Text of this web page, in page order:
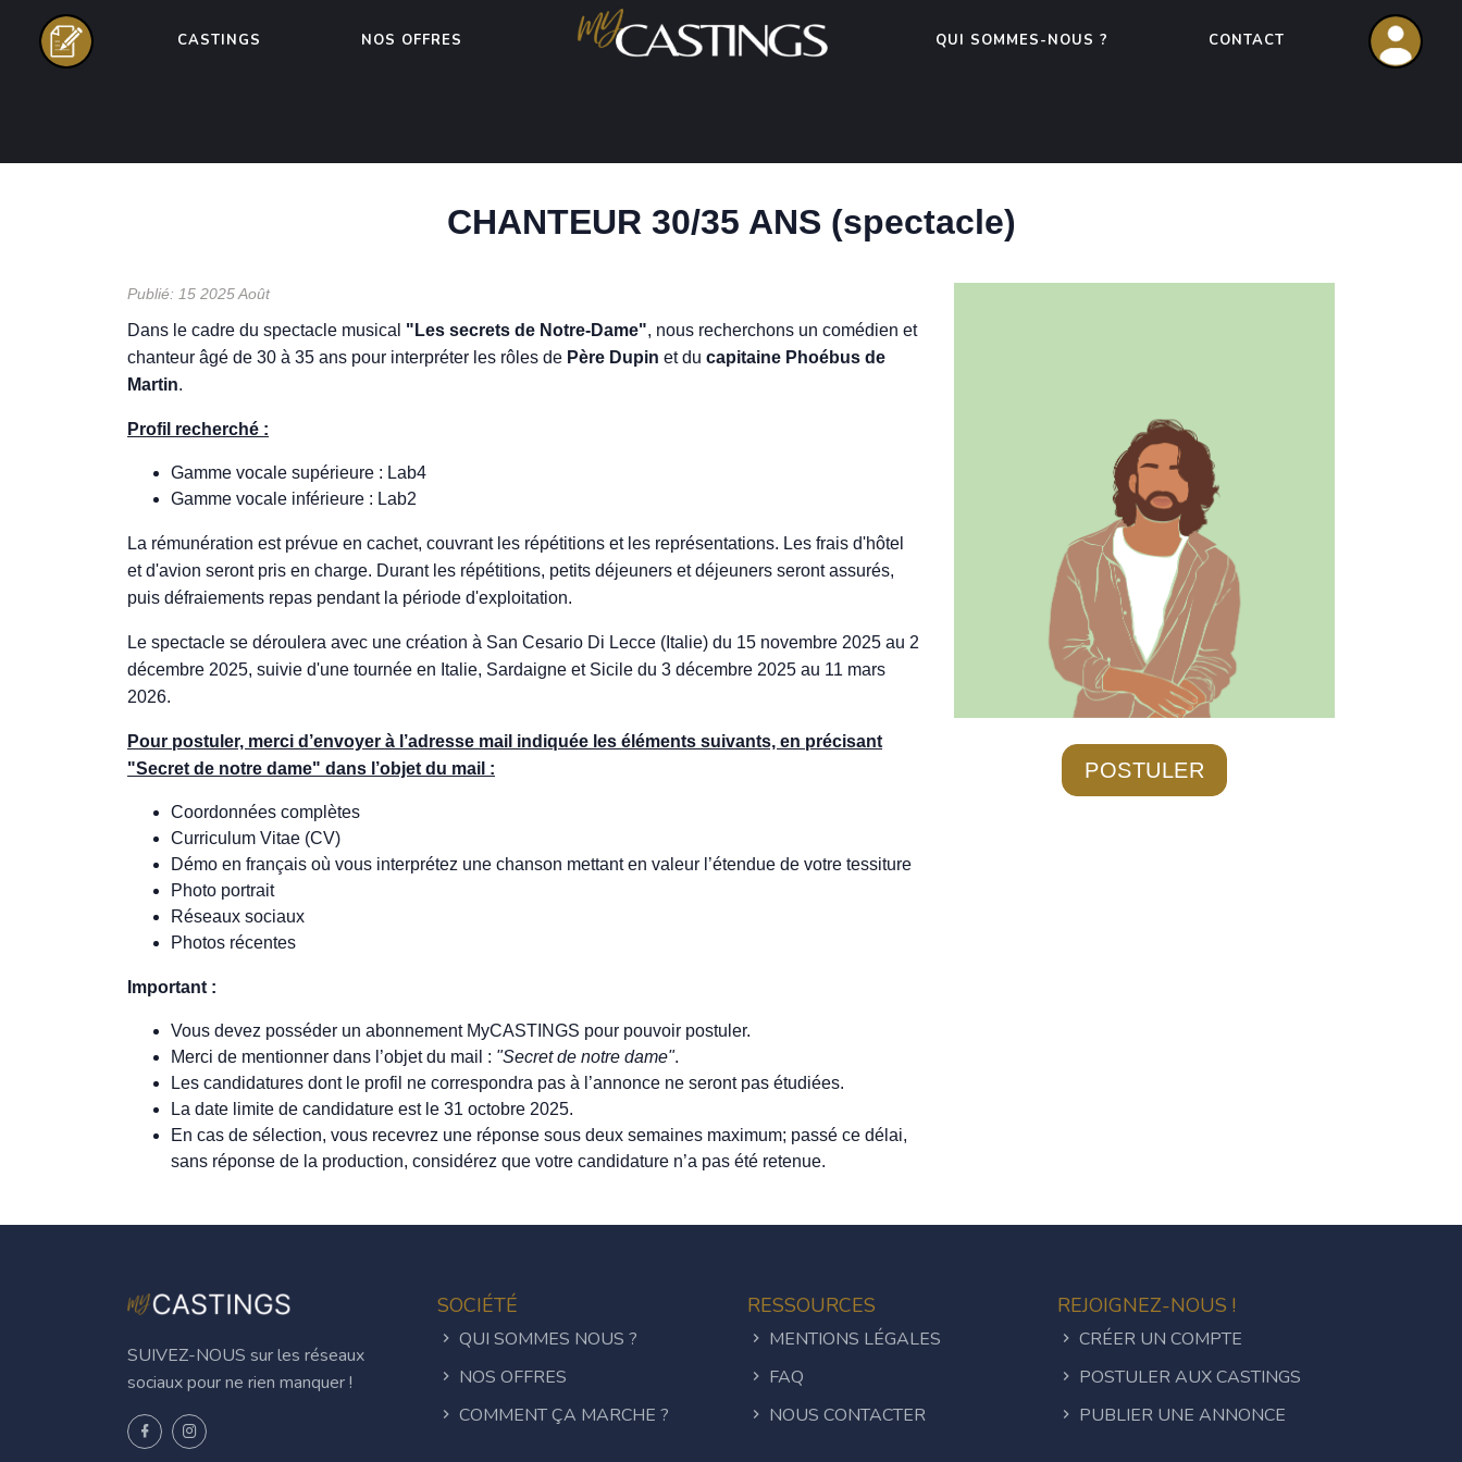
CASTINGS NOS OFFRES QUI SOMMES-NOUS ? CONTACT
CHANTEUR 30/35 ANS (spectacle)
Publié: 15 2025 Août
Dans le cadre du spectacle musical "Les secrets de Notre-Dame", nous recherchons un comédien et
chanteur âgé de 30 à 35 ans pour interpréter les rôles de Père Dupin et du capitaine Phoébus de
Martin.
Profil recherché :
Gamme vocale supérieure : Lab4
Gamme vocale inférieure : Lab2
La rémunération est prévue en cachet, couvrant les répétitions et les représentations. Les frais d'hôtel
et d'avion seront pris en charge. Durant les répétitions, petits déjeuners et déjeuners seront assurés,
puis défraiements repas pendant la période d'exploitation.
Le spectacle se déroulera avec une création à San Cesario Di Lecce (Italie) du 15 novembre 2025 au 2
décembre 2025, suivie d'une tournée en Italie, Sardaigne et Sicile du 3 décembre 2025 au 11 mars
2026.
Pour postuler, merci d’envoyer à l’adresse mail indiquée les éléments suivants, en précisant
"Secret de notre dame" dans l’objet du mail :
Coordonnées complètes
Curriculum Vitae (CV)
Démo en français où vous interprétez une chanson mettant en valeur l’étendue de votre tessiture
Photo portrait
Réseaux sociaux
Photos récentes
Important :
Vous devez posséder un abonnement MyCASTINGS pour pouvoir postuler.
Merci de mentionner dans l’objet du mail : "Secret de notre dame".
Les candidatures dont le profil ne correspondra pas à l’annonce ne seront pas étudiées.
La date limite de candidature est le 31 octobre 2025.
En cas de sélection, vous recevrez une réponse sous deux semaines maximum; passé ce délai,
sans réponse de la production, considérez que votre candidature n’a pas été retenue.
POSTULER
SUIVEZ-NOUS sur les réseaux
sociaux pour ne rien manquer !
SOCIÉTÉ
QUI SOMMES NOUS ?
NOS OFFRES
COMMENT ÇA MARCHE ?
RESSOURCES
MENTIONS LÉGALES
FAQ
NOUS CONTACTER
REJOIGNEZ-NOUS !
CRÉER UN COMPTE
POSTULER AUX CASTINGS
PUBLIER UNE ANNONCE